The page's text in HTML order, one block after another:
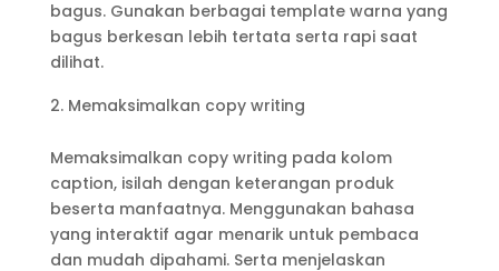
bagus. Gunakan berbagai template warna yang
bagus berkesan lebih tertata serta rapi saat
dilihat.
Memaksimalkan copy writing
Memaksimalkan copy writing pada kolom
caption, isilah dengan keterangan produk
beserta manfaatnya. Menggunakan bahasa
yang interaktif agar menarik untuk pembaca
dan mudah dipahami. Serta menjelaskan